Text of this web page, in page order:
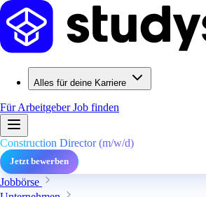
Alles für deine Karriere
Für ArbeitgeberJob finden
Construction Director (m/w/d)
Jetzt bewerben
Jobbörse